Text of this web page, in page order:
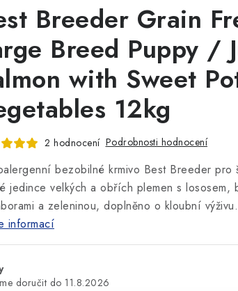
Breeder Grain
Breed Puppy /
with Sweet
12kg
2 hodnocení Podrobnosti hodnocení
bezobilné krmivo Best Breeder pro
jedince velkých a obřích plemen s lososem,
a zeleninou, doplněno o kloubní výživu.
informací
11.8.2026